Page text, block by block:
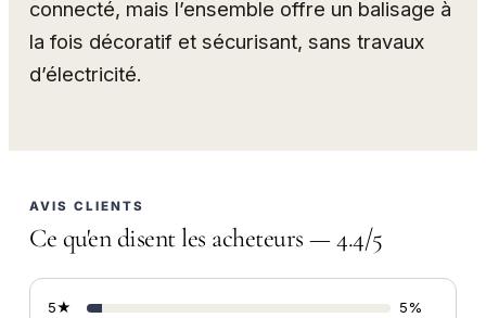
connecté, mais l’ensemble offre un balisage à
la fois décoratif et sécurisant, sans travaux
d’électricité.
AVIS CLIENTS
Ce qu'en disent les acheteurs — 4.4/5
5★
5%